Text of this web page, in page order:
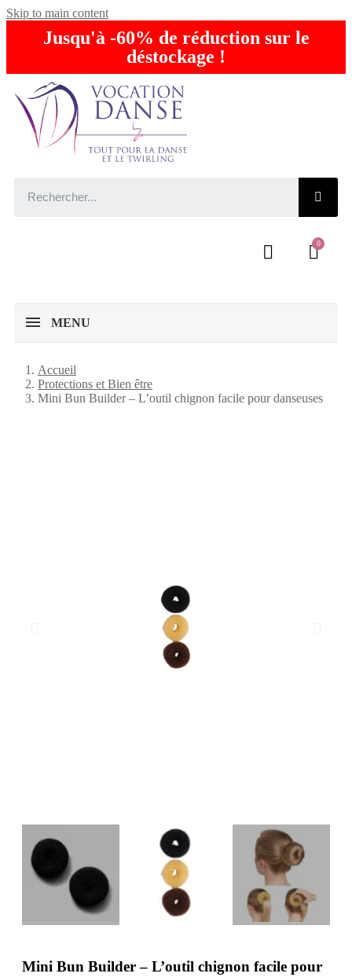
Skip to main content
Jusqu'à -60% de réduction sur le
déstockage !
MENU
Accueil
Protections et Bien être
Mini Bun Builder – L’outil chignon facile pour danseuses
Mini Bun Builder – L’outil chignon facile pour